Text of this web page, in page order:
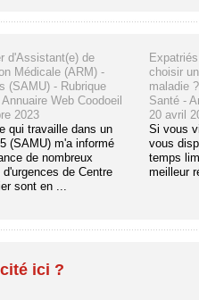
d'Assistant(e) de
Médicale (ARM) -
(SAMU) - Rubrique
Web Coodoeil
2023
qui travaille dans un
(SAMU) m'a informé
de nombreux
de Centre
sont en ...
choisir
maladie
Santé -
20 avril
Si vous
vous
temps
meilleur
ici ?